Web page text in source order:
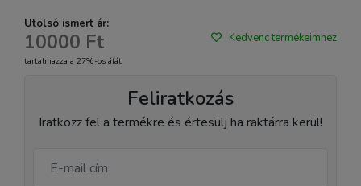
Utolsó ismert ár:
10000 Ft
tartalmazza a 27%-os áfát
Kedvenc termékeimhez
Feliratkozás
Iratkozz fel a termékre és értesülj ha raktárra kerül!